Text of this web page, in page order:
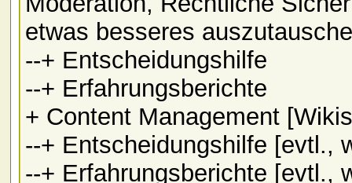
etwas besseres
--+ Entscheidungshilfe
--+ Erfahrungsberichte
+ Content Management
--+ Entscheidungshilfe [evtl.,
--+ Erfahrungsberichte [evtl.,